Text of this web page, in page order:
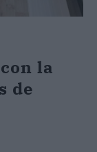
la
de